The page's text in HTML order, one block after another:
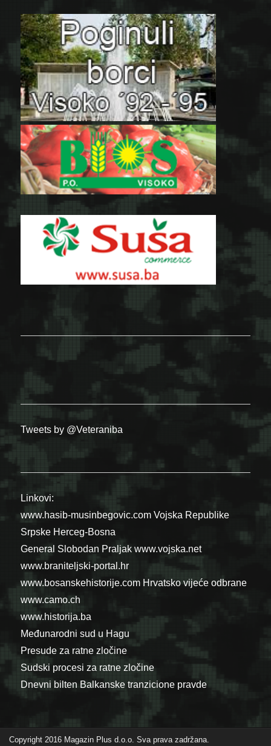
Tweets by @Veteraniba
Linkovi:
www.hasib-musinbegovic.com Vojska Republike
Srpske Herceg-Bosna
General Slobodan Praljak www.vojska.net
www.braniteljski-portal.hr
www.bosanskehistorije.com Hrvatsko vijeće odbrane
www.camo.ch
www.historija.ba
Međunarodni sud u Hagu
Presude za ratne zločine
Sudski procesi za ratne zločine
Dnevni bilten Balkanske tranzicione pravde
Copyright 2016 Magazin Plus d.o.o. Sva prava zadržana.